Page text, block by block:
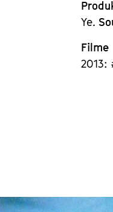
Ye.
Filme
2013: